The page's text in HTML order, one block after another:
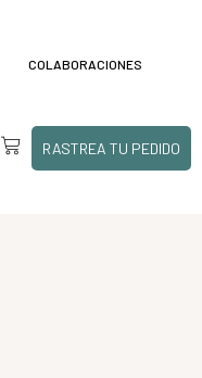
COLABORACIONES
RASTREA TU PEDIDO